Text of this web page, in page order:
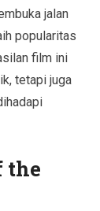
jalan
popularitas
film ini
tetapi juga
the